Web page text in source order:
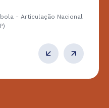
- Articulação Nacional